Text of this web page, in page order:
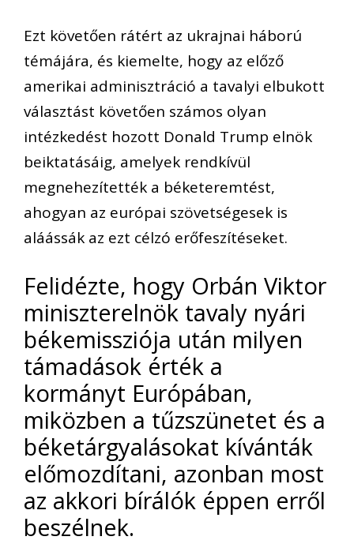
Ezt követően rátért az ukrajnai háború
témájára, és kiemelte, hogy az előző
amerikai adminisztráció a tavalyi elbukott
választást követően számos olyan
intézkedést hozott Donald Trump elnök
beiktatásáig, amelyek rendkívül
megnehezítették a béketeremtést,
ahogyan az európai szövetségesek is
aláássák az ezt célzó erőfeszítéseket.
Felidézte, hogy Orbán Viktor
miniszterelnök tavaly nyári
békemissziója után milyen
támadások érték a
kormányt Európában,
miközben a tűzszünetet és a
béketárgyalásokat kívánták
előmozdítani, azonban most
az akkori bírálók éppen erről
beszélnek.